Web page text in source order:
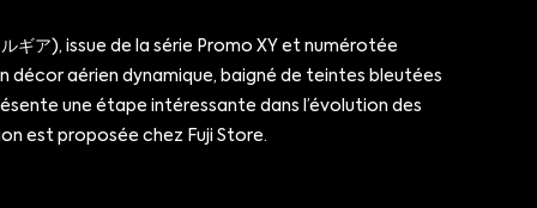
ア), issue de la série Promo XY et numérotée
décor aérien dynamique, baigné de teintes bleutées
une étape intéressante dans l’évolution des
est proposée chez Fuji Store.